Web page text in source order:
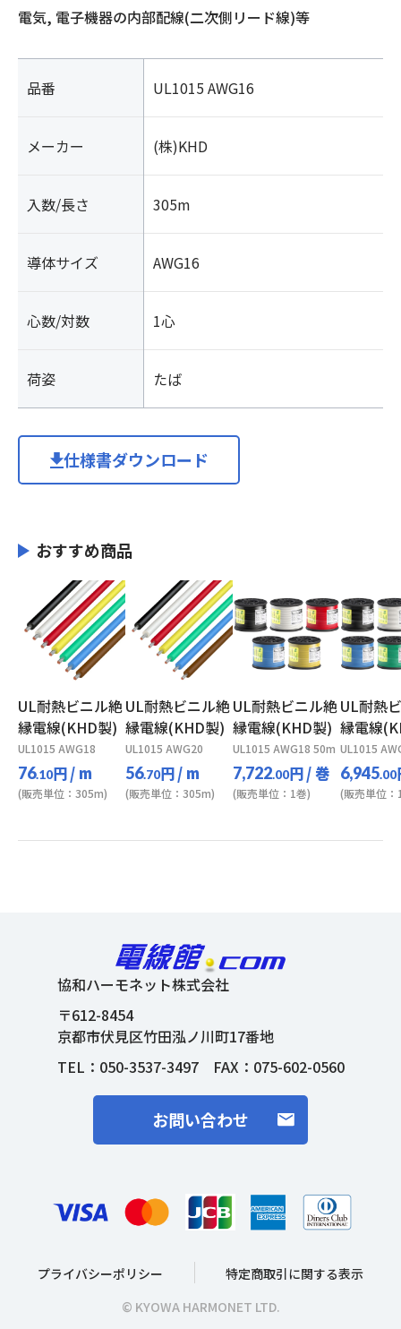
電気, 電子機器の内部配線(二次側リード線)等
品番 UL1015 AWG16
メーカー (株)KHD
入数/長さ 305m
導体サイズ AWG16
心数/対数 1心
荷姿 たば
仕様書ダウンロード
おすすめ商品
UL耐熱ビニル絶
縁電線(KHD製)
UL1015 AWG18
76.10円/ m
(販売単位：305m)
UL耐熱ビニル絶
縁電線(KHD製)
UL1015 AWG20
56.70円/ m
(販売単位：305m)
UL耐熱ビニル絶
縁電線(KHD製)
UL1015 AWG18 50m
7,722.00円/ 巻
(販売単位：1巻)
UL耐熱
縁電線
UL1015
6,945.00
(販売単位：
協和ハーモネット株式会社
〒612-8454
京都市伏見区竹田泓ノ川町17番地
TEL： 050-3537-3497FAX：075-602-0560
お問い合わせ
プライバシーポリシー
特定商取引に関する表示
© KYOWA HARMONET LTD.